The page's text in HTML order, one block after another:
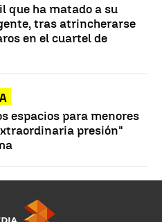
que ha matado a su
tras atrincherarse
en el cuartel de
espacios para menores
presión"